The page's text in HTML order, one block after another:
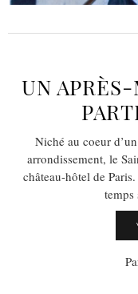
UN
Niché au coeur
arrondissement, le
château-hôtel de
temps